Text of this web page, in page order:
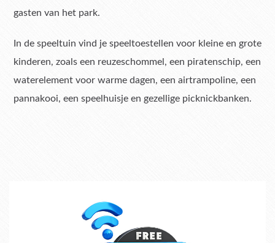
gasten van het park.
In de speeltuin vind je speeltoestellen voor kleine en grote
kinderen, zoals een reuzeschommel, een piratenschip, een
waterelement voor warme dagen, een airtrampoline, een
pannakooi, een speelhuisje en gezellige picknickbanken.